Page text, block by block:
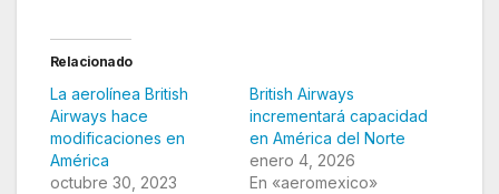
Relacionado
La aerolínea British
Airways hace
modificaciones en
América
octubre 30, 2023
British Airways
incrementará capacidad
en América del Norte
enero 4, 2026
En «aeromexico»